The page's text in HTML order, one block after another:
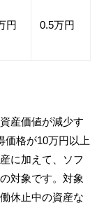
円 0.5万円
産価値が減少す
価格が10万円以上
に加えて、ソフ
対象です。対象
休止中の資産な